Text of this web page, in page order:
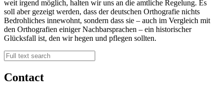
weit irgend möglich, halten wir uns an die amtliche Regelung. Es
soll aber gezeigt werden, dass der deutschen Orthografie nichts
Bedrohliches innewohnt, sondern dass sie – auch im Vergleich mit
den Orthografien einiger Nachbarsprachen – ein historischer
Glücksfall ist, den wir hegen und pflegen sollten.
Contact